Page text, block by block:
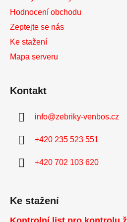
Hodnocení obchodu
Zeptejte se nás
Ke stažení
Mapa serveru
Kontakt
info@zebriky-venbos.cz
+420 235 523 551
+420 702 103 620
Ke stažení